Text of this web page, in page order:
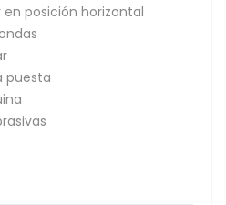
posición horizontal
puesta